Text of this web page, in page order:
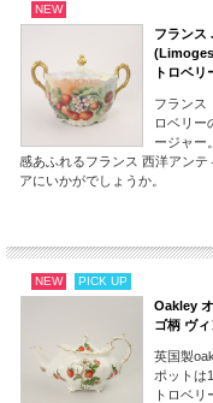
NEW
フランス
トロベ
フランス
ロベリー
ージャー
感あふれるフランス 西洋アン
アにいかがでしょうか。
NEW PICK UP
Oakley
ゴ柄 ヴ
英国製
ポットは
トロベ